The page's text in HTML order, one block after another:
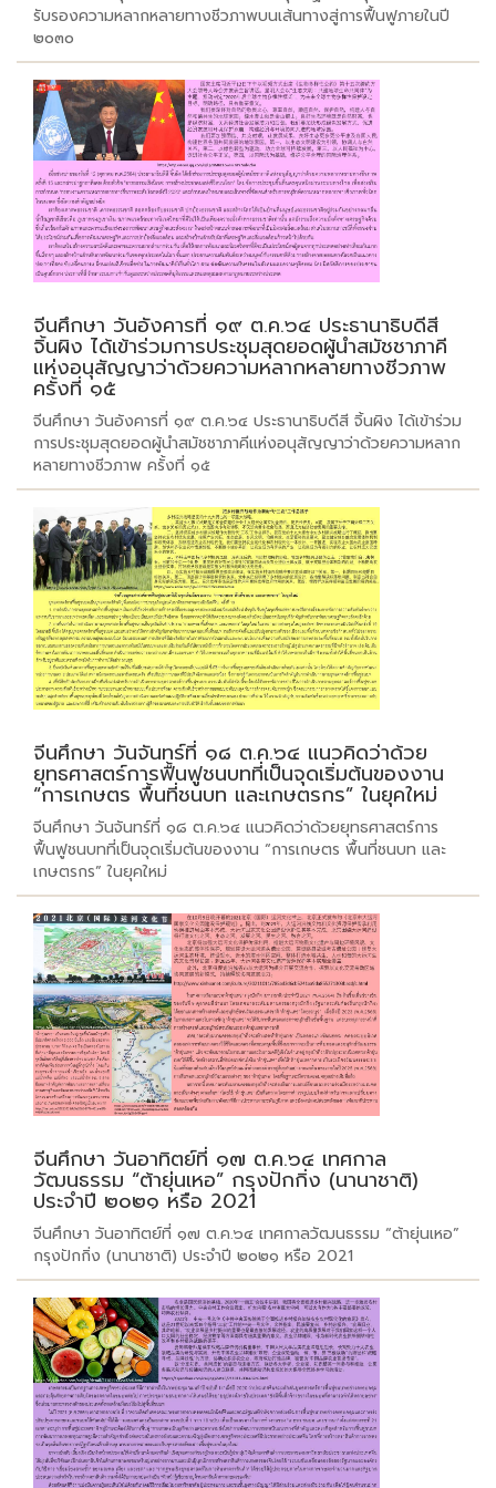
รับรองความหลากหลายทางชีวภาพบนเส้นทางสู่การฟื้นฟูภายในปี
๒๐๓๐
จีนศึกษา วันอังคารที่ ๑๙ ต.ค.๖๔ ประธานาธิบดีสี
จิ้นผิง ได้เข้าร่วมการประชุมสุดยอดผู้นำสมัชชาภาคี
แห่งอนุสัญญาว่าด้วยความหลากหลายทางชีวภาพ
ครั้งที่ ๑๕
จีนศึกษา วันอังคารที่ ๑๙ ต.ค.๖๔ ประธานาธิบดีสี จิ้นผิง ได้เข้าร่วม
การประชุมสุดยอดผู้นำสมัชชาภาคีแห่งอนุสัญญาว่าด้วยความหลาก
หลายทางชีวภาพ ครั้งที่ ๑๕
จีนศึกษา วันจันทร์ที่ ๑๘ ต.ค.๖๔ แนวคิดว่าด้วย
ยุทธศาสตร์การฟื้นฟูชนบทที่เป็นจุดเริ่มต้นของงาน
“การเกษตร พื้นที่ชนบท และเกษตรกร” ในยุคใหม่
จีนศึกษา วันจันทร์ที่ ๑๘ ต.ค.๖๔ แนวคิดว่าด้วยยุทธศาสตร์การ
ฟื้นฟูชนบทที่เป็นจุดเริ่มต้นของงาน “การเกษตร พื้นที่ชนบท และ
เกษตรกร” ในยุคใหม่
จีนศึกษา วันอาทิตย์ที่ ๑๗ ต.ค.๖๔ เทศกาล
วัฒนธรรม “ต้ายุ่นเหอ” กรุงปักกิ่ง (นานาชาติ)
ประจำปี ๒๐๒๑ หรือ 2021
จีนศึกษา วันอาทิตย์ที่ ๑๗ ต.ค.๖๔ เทศกาลวัฒนธรรม “ต้ายุ่นเหอ”
กรุงปักกิ่ง (นานาชาติ) ประจำปี ๒๐๒๑ หรือ 2021